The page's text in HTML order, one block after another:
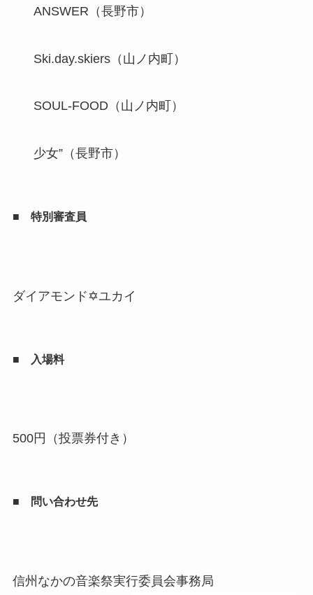
ANSWER（長野市）
Ski.day.skiers（山ノ内町）
SOUL‐FOOD（山ノ内町）
少女”（長野市）
■ 特別審査員
ダイアモンド✡ユカイ
■ 入場料
500円（投票券付き）
■ 問い合わせ先
信州なかの音楽祭実行委員会事務局